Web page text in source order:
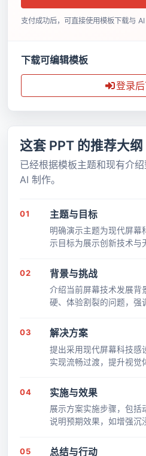
支付成功后，可直接使用模板下载与 AI
下载可编辑模板
登录
这套 PPT 的推荐大纲
已经根据模板主题和现有介
AI 制作。
01 主题与目标
明确演示主题为现代屏幕
示目标为展示创新技术与
02 背景与挑战
介绍当前屏幕技术发展背
硬、体验割裂的问题，强
03 解决方案
提出采用现代屏幕科技感
实现流畅过渡，提升视觉
04 实施与效果
展示方案实施步骤，包括
说明预期效果，如增强沉
05 总结与行动